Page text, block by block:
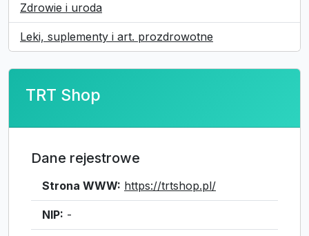
Zdrowie i uroda
Leki, suplementy i art. prozdrowotne
TRT Shop
Dane rejestrowe
Strona WWW: https://trtshop.pl/
NIP: -